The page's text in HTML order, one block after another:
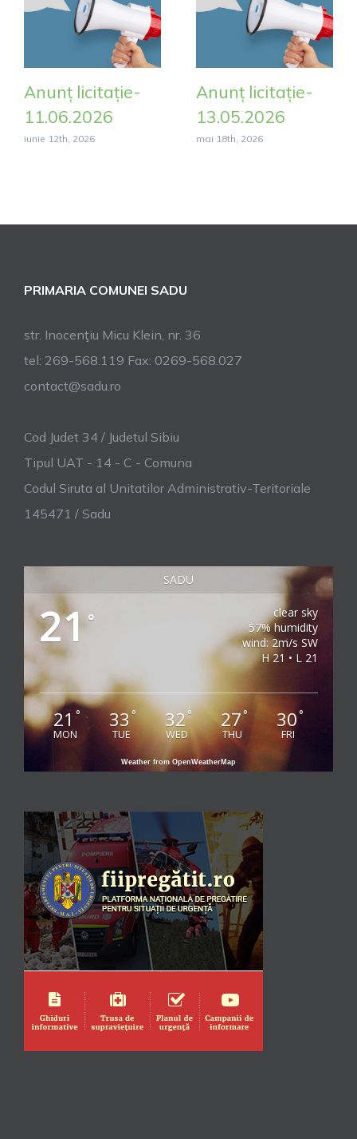
Anunț licitație-
11.06.2026
iunie 12th, 2026
Anunț licitație-
13.05.2026
mai 18th, 2026
PRIMARIA COMUNEI SADU
str. Inocenţiu Micu Klein, nr. 36
tel: 269-568.119 Fax: 0269-568.027
contact@sadu.ro
Cod Judet 34 / Judetul Sibiu
Tipul UAT - 14 - C - Comuna
Codul Siruta al Unitatilor Administrativ-Teritoriale
145471 / Sadu
SADU
21°
clear sky
57% humidity
wind: 2m/s SW
H 21 • L 21
21 °
MON
33°
TUE
32°
WED
27°
THU
30°
FRI
Weather from OpenWeatherMap